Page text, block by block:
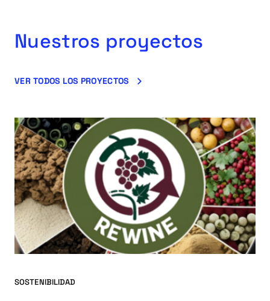
Nuestros proyectos
VER TODOS LOS PROYECTOS
SOSTENIBILIDAD